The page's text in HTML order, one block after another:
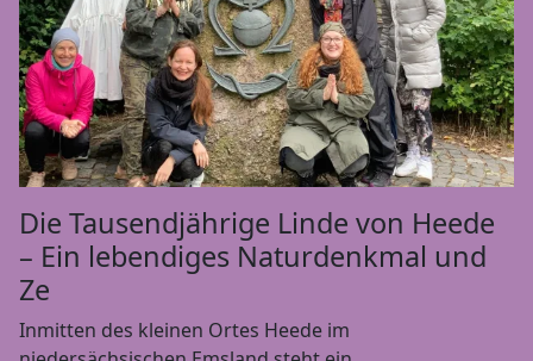
Die Tausendjährige Linde von Heede
– Ein lebendiges Naturdenkmal und
Ze
Inmitten des kleinen Ortes Heede im